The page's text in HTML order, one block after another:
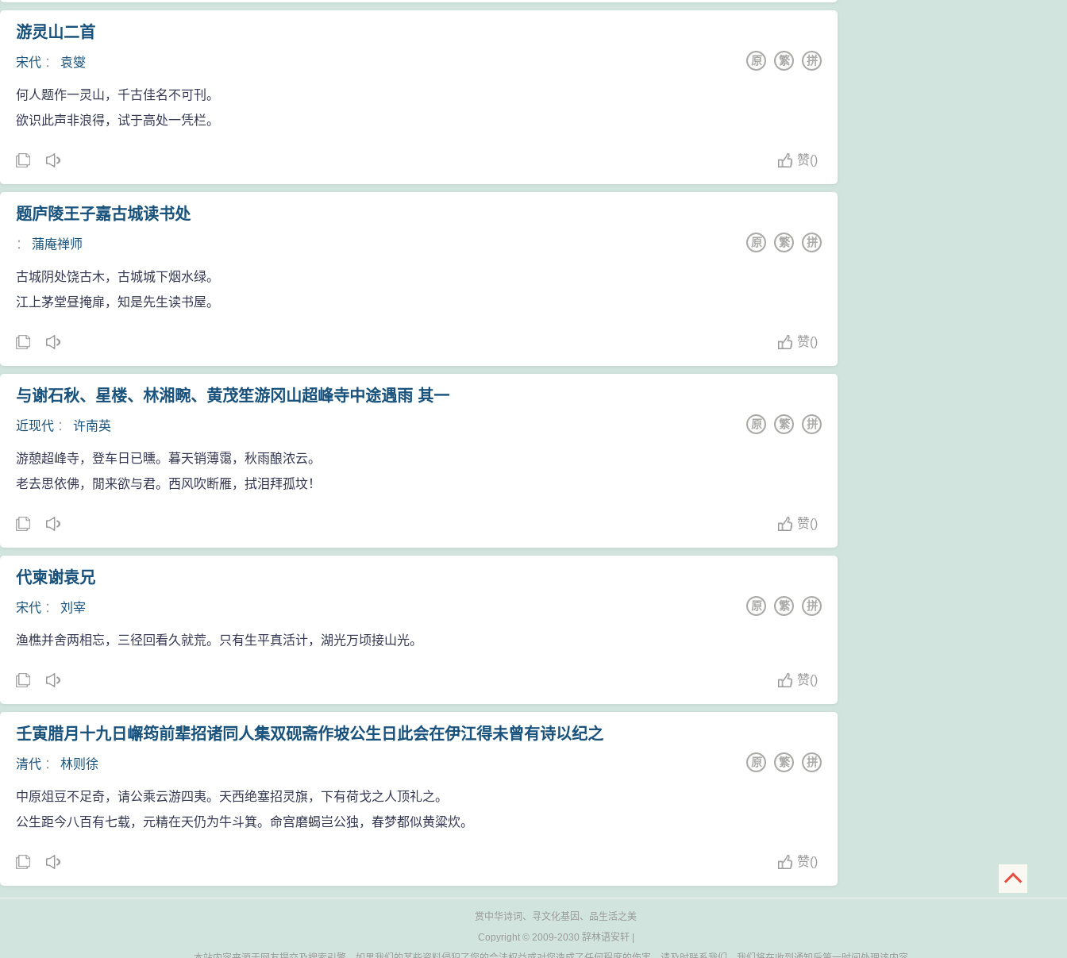
游灵山二首
宋代 ： 袁燮 拼
繁
原
何人题作一灵山，千古佳名不可刊。
欲识此声非浪得，试于高处一凭栏。
赞()
题庐陵王子嘉古城读书处
： 蒲庵禅师 拼
繁
原
古城阴处饶古木，古城城下烟水绿。
江上茅堂昼掩扉，知是先生读书屋。
赞()
与谢石秋、星楼、林湘畹、黄茂笙游冈山超峰寺中途遇雨 其一
近现代 ： 许南英 拼
繁
原
游憩超峰寺，登车日已曛。暮天销薄霭，秋雨酿浓云。
老去思依佛，閒来欲与君。西风吹断雁，拭泪拜孤坟！
赞()
代柬谢袁兄
宋代 ： 刘宰 拼
繁
原
渔樵并舍两相忘，三径回看久就荒。只有生平真活计，湖光万顷接山光。
赞()
壬寅腊月十九日嶰筠前辈招诸同人集双砚斋作坡公生日此会在伊江得未曾有诗以纪之
清代 ： 林则徐 拼
繁
原
中原俎豆不足奇，请公乘云游四夷。天西绝塞招灵旗，下有荷戈之人顶礼之。
公生距今八百有七载，元精在天仍为牛斗箕。命宫磨蝎岂公独，春梦都似黄粱炊。
赞()
赏中华诗词、寻文化基因、品生活之美
Copyright © 2009-2030 辞林语安轩|